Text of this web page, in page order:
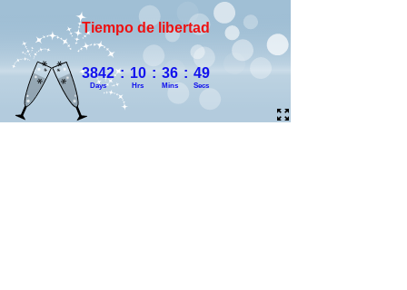
Tiempo de libertad
3842 : 10 : 36 : 50
Days Hrs Mins Secs